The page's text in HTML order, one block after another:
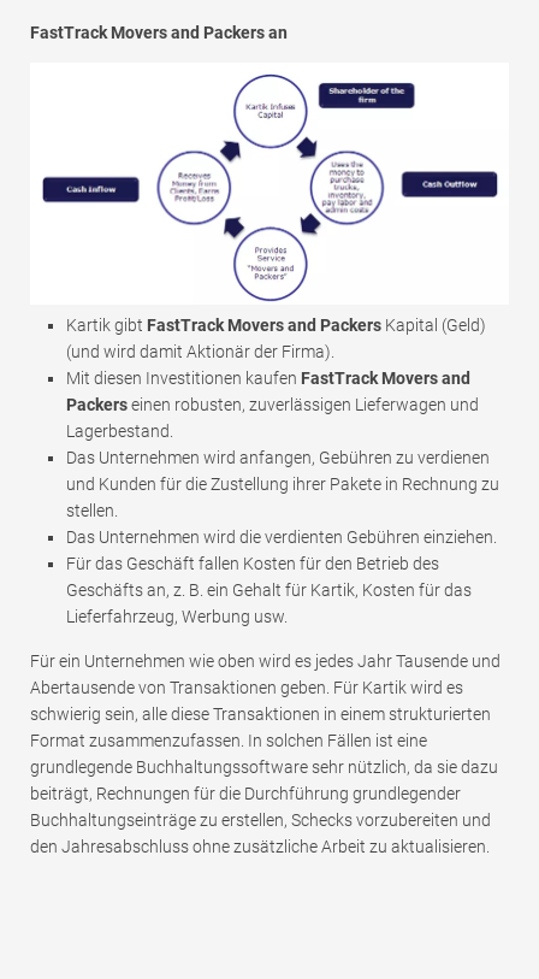
FastTrack Movers and Packers an
Kartik gibt FastTrack Movers and Packers Kapital (Geld)
(und wird damit Aktionär der Firma).
Mit diesen Investitionen kaufen FastTrack Movers and
Packerseinen robusten, zuverlässigen Lieferwagen und
Lagerbestand.
Das Unternehmen wird anfangen, Gebühren zu verdienen
und Kunden für die Zustellung ihrer Pakete in Rechnung zu
stellen.
Das Unternehmen wird die verdienten Gebühren einziehen.
Für das Geschäft fallen Kosten für den Betrieb des
Geschäfts an, z. B. ein Gehalt für Kartik, Kosten für das
Lieferfahrzeug, Werbung usw.
Für ein Unternehmen wie oben wird es jedes Jahr Tausende und
Abertausende von Transaktionen geben. Für Kartik wird es
schwierig sein, alle diese Transaktionen in einem strukturierten
Format zusammenzufassen. In solchen Fällen ist eine
grundlegende Buchhaltungssoftware sehr nützlich, da sie dazu
beiträgt, Rechnungen für die Durchführung grundlegender
Buchhaltungseinträge zu erstellen, Schecks vorzubereiten und
den Jahresabschluss ohne zusätzliche Arbeit zu aktualisieren.